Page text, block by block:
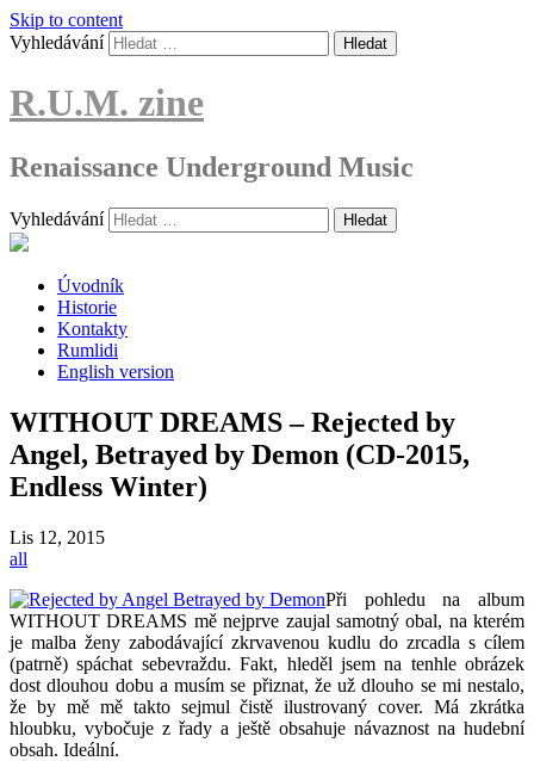
Skip to content
Vyhledávání
R.U.M. zine
Renaissance Underground Music
Vyhledávání
Úvodník
Historie
Kontakty
Rumlidi
English version
WITHOUT DREAMS – Rejected by
Angel, Betrayed by Demon (CD-2015,
Endless Winter)
Lis 12, 2015
all
Při pohledu na album
WITHOUT DREAMS mě nejprve zaujal samotný obal, na kterém
je malba ženy zabodávající zkrvavenou kudlu do zrcadla s cílem
(patrně) spáchat sebevraždu. Fakt, hleděl jsem na tenhle obrázek
dost dlouhou dobu a musím se přiznat, že už dlouho se mi nestalo,
že by mě mě takto sejmul čistě ilustrovaný cover. Má zkrátka
hloubku, vybočuje z řady a ještě obsahuje návaznost na hudební
obsah. Ideální.